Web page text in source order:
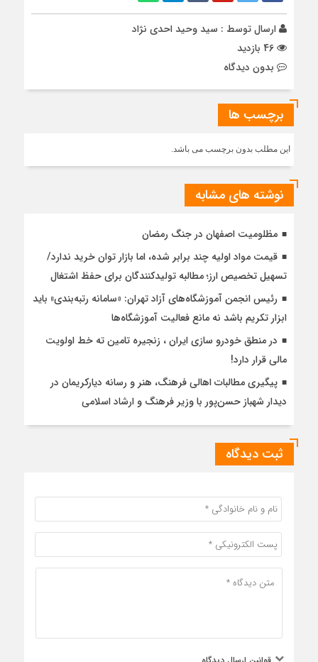
ارسال توسط : سید وحید احدی نژاد
بدون دیدگاه
برچسب ها
این مطلب بدون برچسب می باشد.
نوشته های مشابه
مظلومیت اصفهان در جنگ رمضان
قیمت مواد اولیه چند برابر شده، اما بازار توان خرید ندارد/
تسهیل تخصیص ارز؛ مطالبه تولیدکنندگان برای حفظ اشتغال
رئیس انجمن آموزشگاه‌های آزاد تهران: «سامانه رتبه‌بندی» باید
ابزار تکریم باشد نه مانع فعالیت آموزشگاه‌ها
در منطق خودرو سازی ایران ، زنجیره تامین ته خط اولویت
مالی قرار دارد!
پیگیری مطالبات اهالی فرهنگ، هنر و رسانه دیارکریمان در
دیدار شهباز حسن‌پور با وزیر فرهنگ و ارشاد اسلامی
ثبت دیدگاه